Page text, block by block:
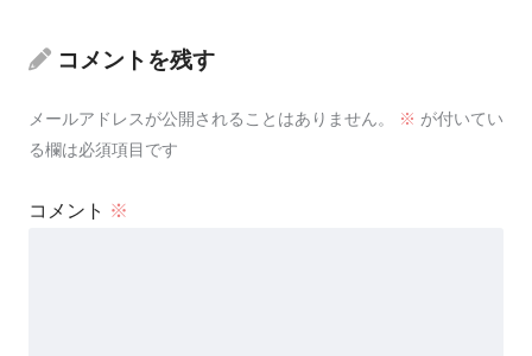
コメントを残す
メールアドレスが公開されることはありません。 ※ が付いてい
る欄は必須項目です
コメント ※